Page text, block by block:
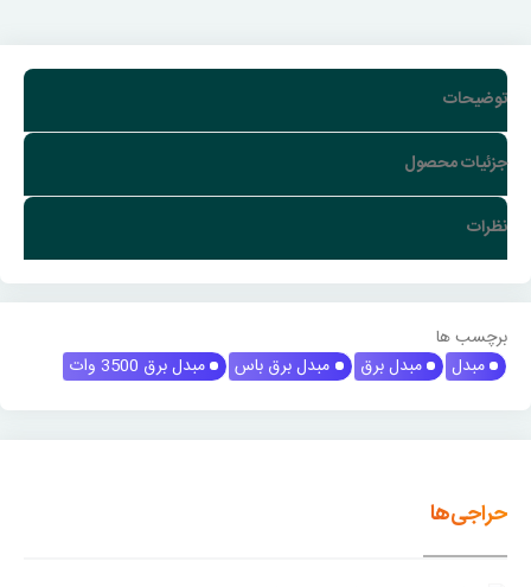
توضیحات
جزئیات محصول
نظرات
برچسب ها
مبدل
مبدل برق مبدل برق باس مبدل برق 3500 وات
حراجی‌ها